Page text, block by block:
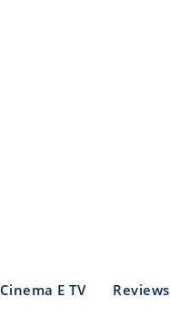
Cinema E TV Reviews